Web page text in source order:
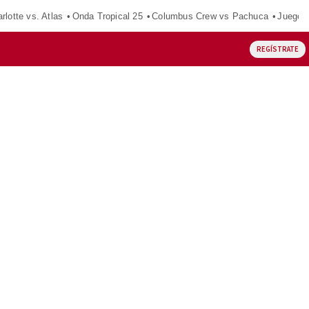
vs. Atlas Onda Tropical 25 Columbus Crew vs Pachuca
REGÍSTRATE